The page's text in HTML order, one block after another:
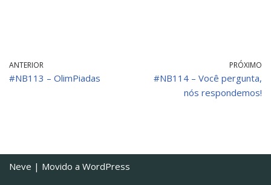
ANTERIOR
#NB113 – OlimPiadas
PRÓXIMO
#NB114 – Você pergunta,
nós respondemos!
Neve | Movido a WordPress